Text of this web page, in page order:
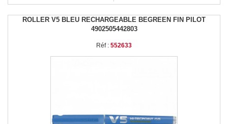
ROLLER V5 BLEU RECHARGEABLE BEGREEN FIN PILOT
4902505442803
Réf : 552633